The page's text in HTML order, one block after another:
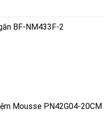
BF-NM433F-2
Mousse PN42G04-20CM